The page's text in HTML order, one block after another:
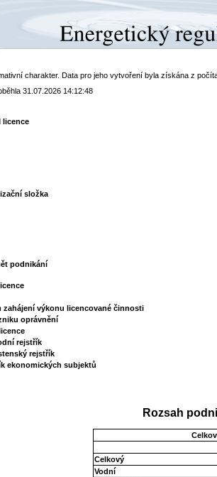
charakter. Data pro jeho vytvoření byla získána z
31.07.2026 14:12:48
licence
složka
podnikání
zahájení výkonu licencované činnosti
oprávnění
rejstřík
rejstřík
ekonomických subjektů
Rozsah
Celkový
Vodní